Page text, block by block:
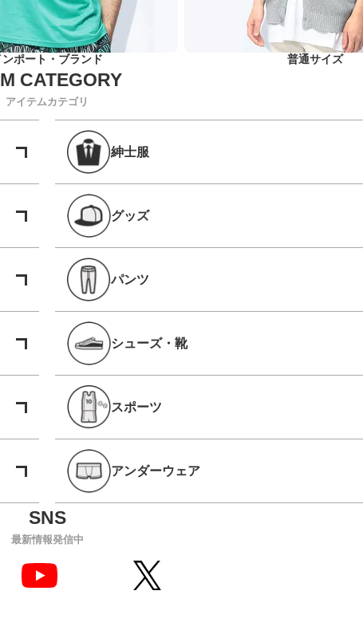
ンポート・ブランド 普通サイズ
アイテムカテゴリ
紳士服
グッズ
パンツ
シューズ・靴
スポーツ
アンダーウェア
最新情報発信中